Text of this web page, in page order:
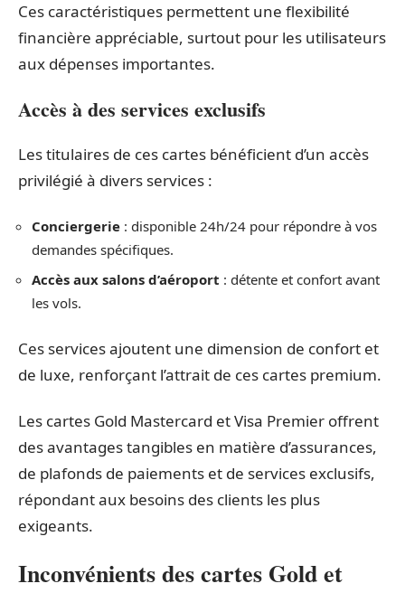
Ces caractéristiques permettent une flexibilité
financière appréciable, surtout pour les utilisateurs
aux dépenses importantes.
Accès à des services exclusifs
Les titulaires de ces cartes bénéficient d’un accès
privilégié à divers services :
Conciergerie : disponible 24h/24 pour répondre à vos
demandes spécifiques.
Accès aux salons d’aéroport : détente et confort avant
les vols.
Ces services ajoutent une dimension de confort et
de luxe, renforçant l’attrait de ces cartes premium.
Les cartes Gold Mastercard et Visa Premier offrent
des avantages tangibles en matière d’assurances,
de plafonds de paiements et de services exclusifs,
répondant aux besoins des clients les plus
exigeants.
Inconvénients des cartes Gold et